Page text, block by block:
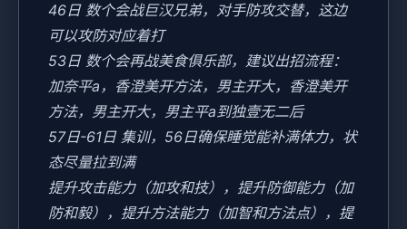
46日 数个会战巨汉兄弟，对手防攻交替，这边
可以攻防对应着打
53日 数个会再战美食俱乐部，建议出招流程：
加奈平a，香澄美开方法，男主开大，香澄美开
方法，男主开大，男主平a到独壹无二后
57日-61日 集训，56日确保睡觉能补满体力，状
态尽量拉到满
提升攻击能力（加攻和技），提升防御能力（加
防和毅），提升方法能力（加智和方法点），提